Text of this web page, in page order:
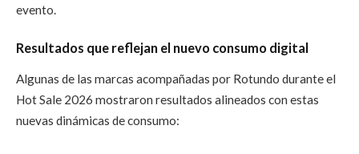
evento.
Resultados que reflejan el nuevo consumo digital
Algunas de las marcas acompañadas por Rotundo durante el
Hot Sale 2026 mostraron resultados alineados con estas
nuevas dinámicas de consumo: